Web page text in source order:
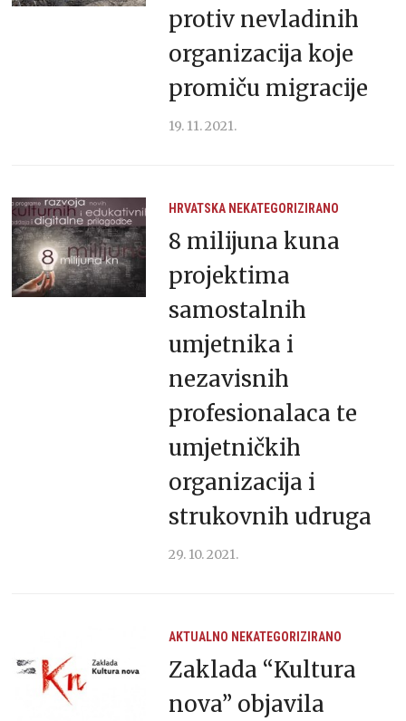
protiv nevladinih
organizacija koje
promiču migracije
19. 11. 2021.
HRVATSKA NEKATEGORIZIRANO
8 milijuna kuna
projektima
samostalnih
umjetnika i
nezavisnih
profesionalaca te
umjetničkih
organizacija i
strukovnih udruga
29. 10. 2021.
AKTUALNO NEKATEGORIZIRANO
Zaklada “Kultura
nova” objavila